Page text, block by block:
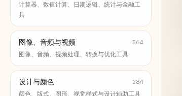
计算器、数值计算、日期逻辑、统计与金融工
具
图像、音频与视频
564
图像、音频、视频处理、转换与优化工具
设计与颜色
284
颜色、版式、图形、视觉样式与设计辅助工具